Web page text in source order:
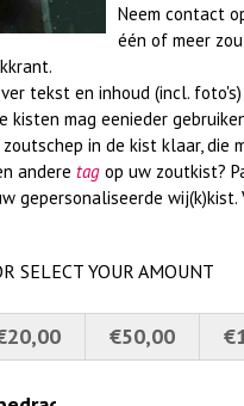
Neem contact
één of meer
tekst en inhoud (incl. foto's)
kisten mag eenieder
in de kist klaar, die
andere tag op uw zoutkist?
gepersonaliseerde wij(k)kist.
SELECT YOUR AMOUNT
€50,00